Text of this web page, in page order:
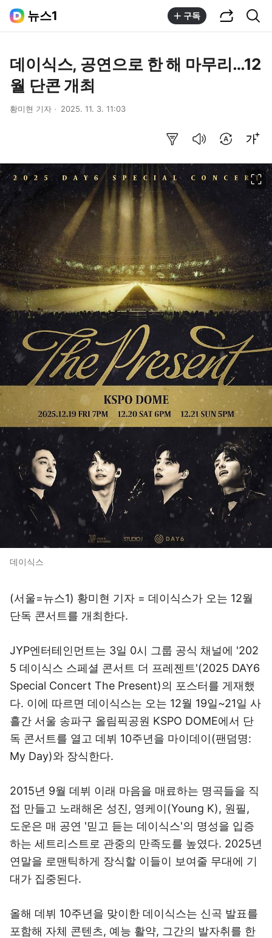
뉴스1 구독
데이식스, 공연으로 한 해 마무리…12
월 단콘 개최
황미현 기자 2025. 11. 3. 11:03
데이식스
(서울=뉴스1) 황미현 기자 = 데이식스가 오는 12월
단독 콘서트를 개최한다.
JYP엔터테인먼트는 3일 0시 그룹 공식 채널에 '202
5 데이식스 스페셜 콘서트 더 프레젠트'(2025 DAY6
Special Concert The Present)의 포스터를 게재했
다. 이에 따르면 데이식스는 오는 12월 19일~21일 사
흘간 서울 송파구 올림픽공원 KSPO DOME에서 단
독 콘서트를 열고 데뷔 10주년을 마이데이(팬덤명:
My Day)와 장식한다.
2015년 9월 데뷔 이래 마음을 매료하는 명곡들을 직
접 만들고 노래해온 성진, 영케이(Young K), 원필,
도운은 매 공연 '믿고 듣는 데이식스'의 명성을 입증
하는 세트리스트로 관중의 만족도를 높였다. 2025년
연말을 로맨틱하게 장식할 이들이 보여줄 무대에 기
대가 집중된다.
올해 데뷔 10주년을 맞이한 데이식스는 신곡 발표를
포함해 자체 콘텐츠, 예능 활약, 그간의 발자취를 한